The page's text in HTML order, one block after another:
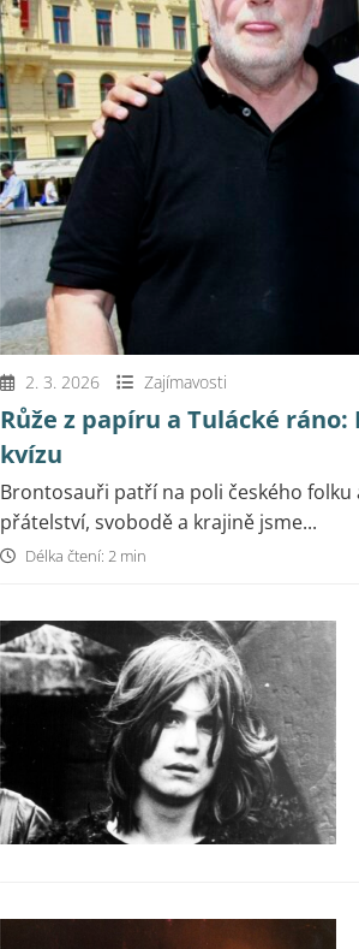
2. 3. 2026 Zajímavosti
Růže z papíru a Tulácké
kvízu
Brontosauři patří na poli českého folku
přátelství, svobodě a krajině jsme...
Délka čtení: 2 min